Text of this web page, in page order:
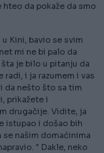
da pokaže da smo
Kini, bavio se svim
mi ne bi palo da
je bilo u pitanju da
i ja razumem i vas
da nešto što sa tim
prikažete i
drugačije. Vidite, ja
istupao i došao bih
se našim domaćinima
" Dakle, neko